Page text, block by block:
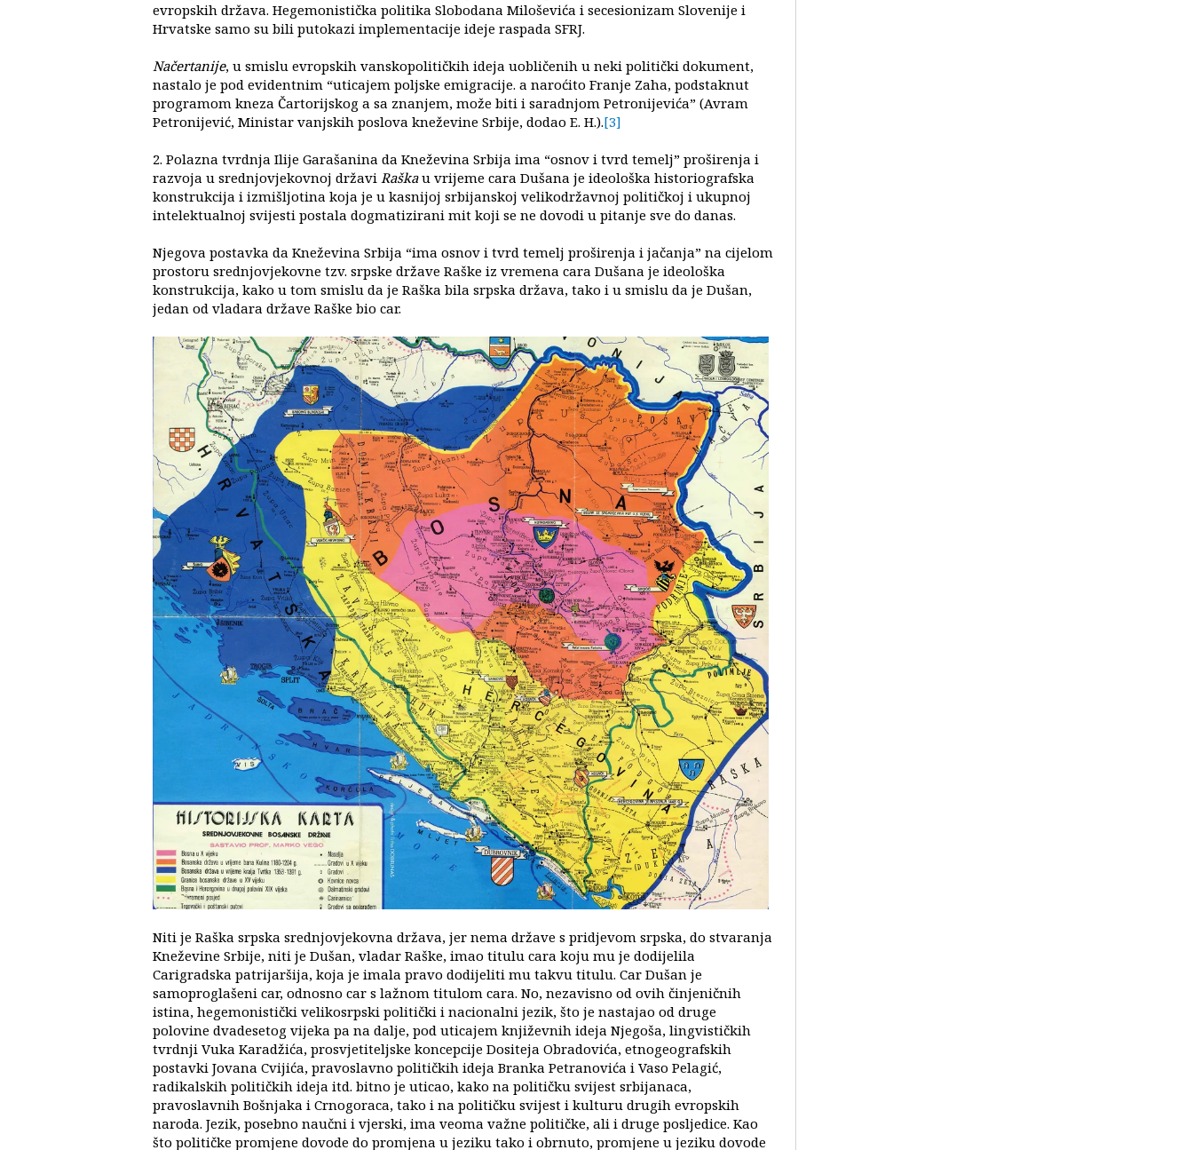
evropskih država. Hegemonistička politika Slobodana Miloševića i secesionizam Slovenije i
Hrvatske samo su bili putokazi implementacije ideje raspada SFRJ.
Načertanije, u smislu evropskih vanskopolitičkih ideja uobličenih u neki politički dokument,
nastalo je pod evidentnim “uticajem poljske emigracije. a naroćito Franje Zaha, podstaknut
programom kneza Čartorijskog a sa znanjem, može biti i saradnjom Petronijevića” (Avram
Petronijević, Ministar vanjskih poslova kneževine Srbije, dodao E. H.).[3]
2. Polazna tvrdnja Ilije Garašanina da Kneževina Srbija ima “osnov i tvrd temelj” proširenja i
razvoja u srednjovjekovnoj državi Raškau vrijeme cara Dušana je ideološka historiografska
konstrukcija i izmišljotina koja je u kasnijoj srbijanskoj velikodržavnoj političkoj i ukupnoj
intelektualnoj svijesti postala dogmatizirani mit koji se ne dovodi u pitanje sve do danas.
Njegova postavka da Kneževina Srbija “ima osnov i tvrd temelj proširenja i jačanja” na cijelom
prostoru srednjovjekovne tzv. srpske države Raške iz vremena cara Dušana je ideološka
konstrukcija, kako u tom smislu da je Raška bila srpska država, tako i u smislu da je Dušan,
jedan od vladara države Raške bio car.
Niti je Raška srpska srednjovjekovna država, jer nema države s pridjevom srpska, do stvaranja
Kneževine Srbije, niti je Dušan, vladar Raške, imao titulu cara koju mu je dodijelila
Carigradska patrijaršija, koja je imala pravo dodijeliti mu takvu titulu. Car Dušan je
samoproglašeni car, odnosno car s lažnom titulom cara. No, nezavisno od ovih činjeničnih
istina, hegemonistički velikosrpski politički i nacionalni jezik, što je nastajao od druge
polovine dvadesetog vijeka pa na dalje, pod uticajem književnih ideja Njegoša, lingvističkih
tvrdnji Vuka Karadžića, prosvjetiteljske koncepcije Dositeja Obradovića, etnogeografskih
postavki Jovana Cvijića, pravoslavno političkih ideja Branka Petranovića i Vaso Pelagić,
radikalskih političkih ideja itd. bitno je uticao, kako na političku svijest srbijanaca,
pravoslavnih Bošnjaka i Crnogoraca, tako i na političku svijest i kulturu drugih evropskih
naroda. Jezik, posebno naučni i vjerski, ima veoma važne političke, ali i druge posljedice. Kao
što političke promjene dovode do promjena u jeziku tako i obrnuto, promjene u jeziku dovode